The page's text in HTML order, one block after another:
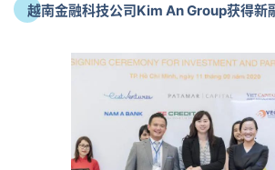
越南金融科技公司Kim An Group获得新